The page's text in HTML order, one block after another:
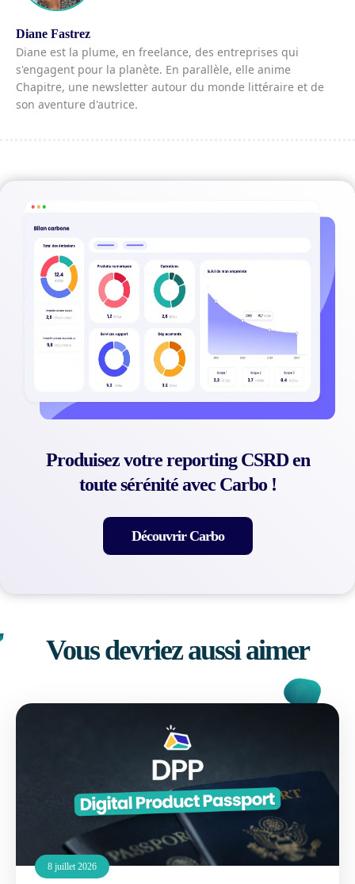
Diane Fastrez
Diane est la plume, en freelance, des entreprises qui
s'engagent pour la planète. En parallèle, elle anime
Chapitre, une newsletter autour du monde littéraire et de
son aventure d'autrice.
Produisez votre reporting CSRD en
toute sérénité avec Carbo !
Découvrir Carbo
Vous devriez aussi aimer
8 juillet 2026